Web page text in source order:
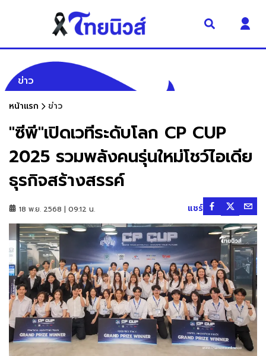
ข่าว
หน้าแรก ข่าว
"ซีพี"เปิดเวทีระดับโลก CP CUP
2025 รวมพลังคนรุ่นใหม่โชว์ไอเดีย
ธุรกิจสร้างสรรค์
18 พ.ย. 2568 | 09:12 น. แชร์